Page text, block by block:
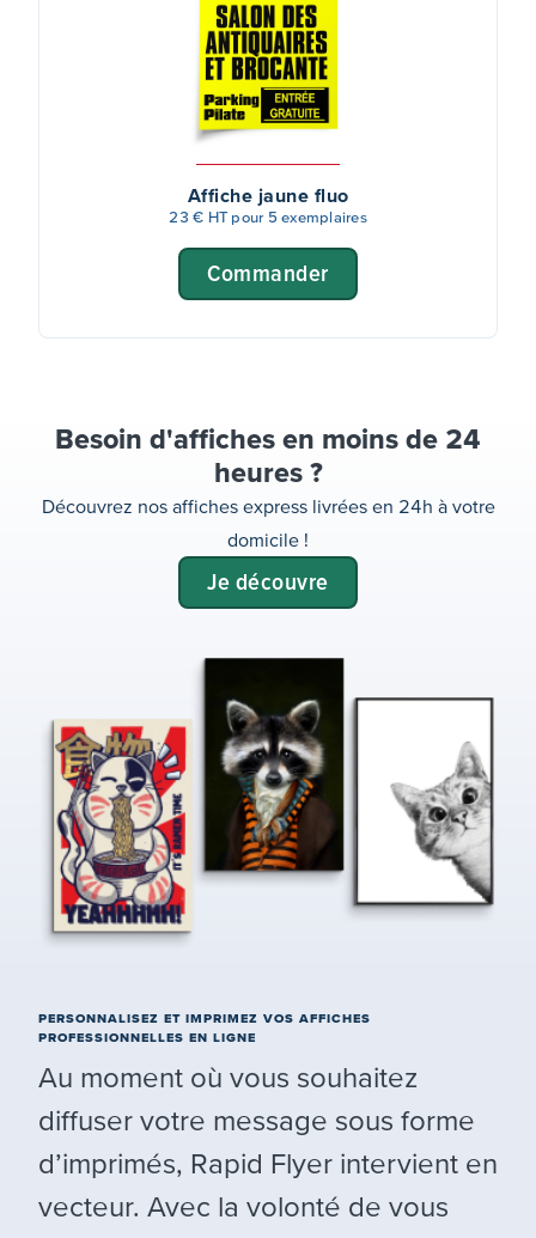
Affiche jaune fluo
23 € HT pour 5 exemplaires
Commander
Besoin d'affiches en moins de 24
heures ?
Découvrez nos affiches express livrées en 24h à votre
domicile !
Je découvre
PERSONNALISEZ ET IMPRIMEZ VOS AFFICHES
PROFESSIONNELLES EN LIGNE
Au moment où vous souhaitez
diffuser votre message sous forme
d’imprimés, Rapid Flyer intervient en
vecteur. Avec la volonté de vous